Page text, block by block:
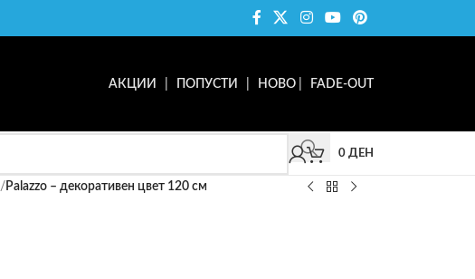
АКЦИИ ПОПУСТИ НОВО FADE-OUT
0 ДЕН
/ Palazzo – декоративен цвет 120 см